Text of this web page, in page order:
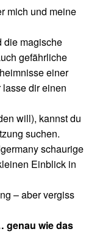
mich und meine
die magische
gefährliche
einer
dir einen
will), kannst du
suchen.
schaurige
Einblick in
– aber vergiss
genau wie das